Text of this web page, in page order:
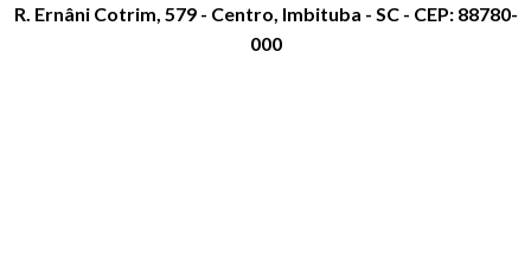
R. Ernâni Cotrim, 579 - Centro, Imbituba - SC - CEP: 88780-
000